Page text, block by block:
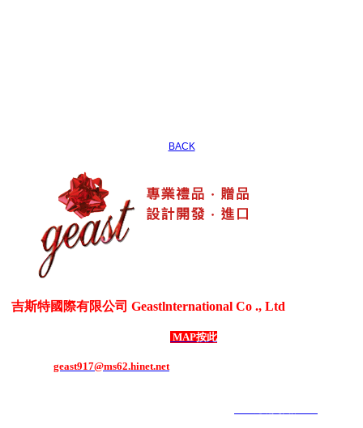
BACK
吉斯特國際有限公司 Geastlnternational Co ., Ltd
MAP按此
geast917@ms62.hinet.net